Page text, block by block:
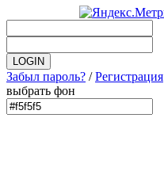
Забыл пароль? /Регистрация
выбрать фон